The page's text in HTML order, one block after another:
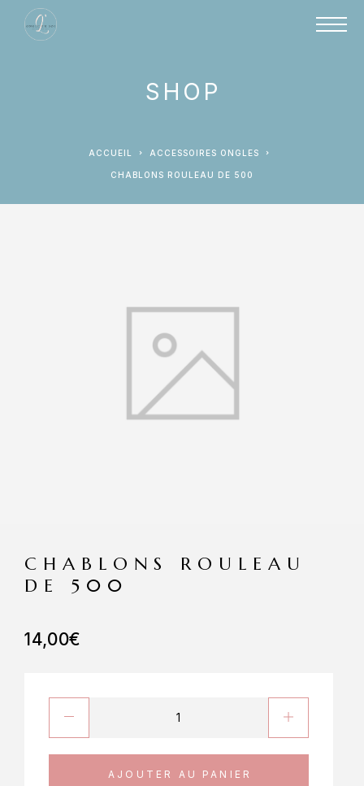
SHOP
ACCUEIL ACCESSOIRES ONGLES
CHABLONS ROULEAU DE 500
CHABLONS ROULEAU
DE 500
14,00€
AJOUTER AU PANIER